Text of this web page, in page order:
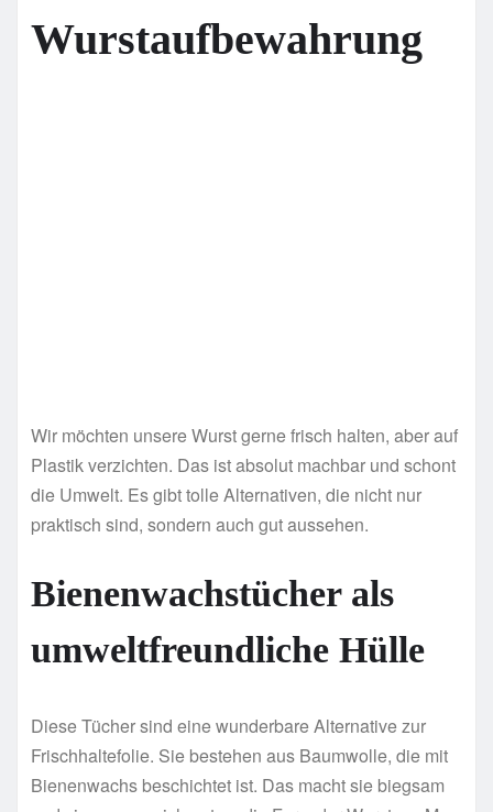
Wurstaufbewahrung
Wir möchten unsere Wurst gerne frisch halten, aber auf
Plastik verzichten. Das ist absolut machbar und schont
die Umwelt. Es gibt tolle Alternativen, die nicht nur
praktisch sind, sondern auch gut aussehen.
Bienenwachstücher als
umweltfreundliche Hülle
Diese Tücher sind eine wunderbare Alternative zur
Frischhaltefolie. Sie bestehen aus Baumwolle, die mit
Bienenwachs beschichtet ist. Das macht sie biegsam